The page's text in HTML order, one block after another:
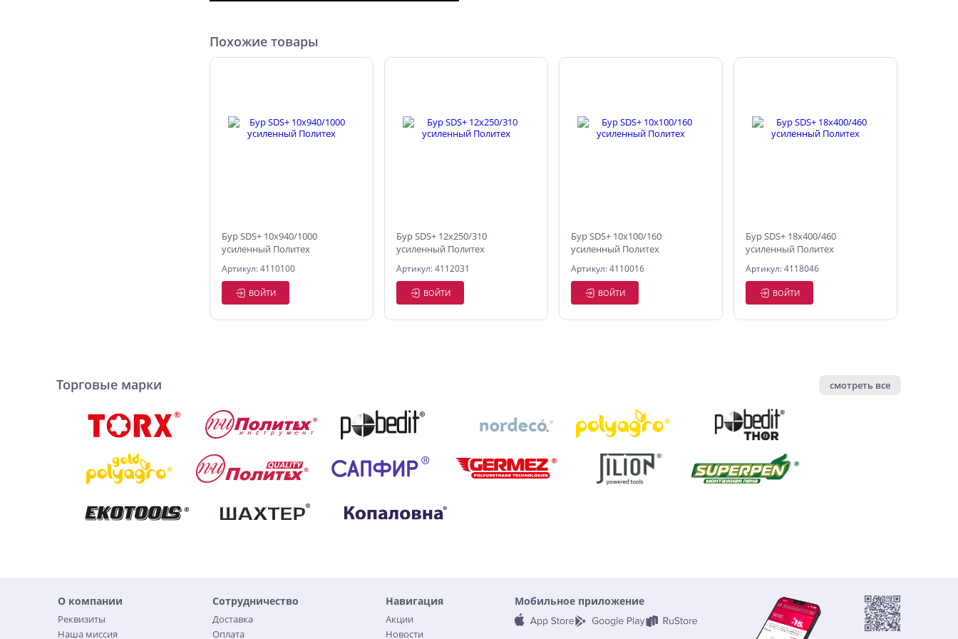
Похожие товары
Бур SDS+ 10х940/1000
усиленный Политех
Артикул: 4110100
ВОЙТИ
Бур SDS+ 12х250/310
усиленный Политех
Артикул: 4112031
ВОЙТИ
Бур SDS+ 10х100/160
усиленный Политех
Артикул: 4110016
ВОЙТИ
Бур SDS+ 18х400/460
усиленный Политех
Артикул: 4118046
ВОЙТИ
Торговые марки смотреть все
О компании
Реквизиты
Наша миссия
Сотрудничество
Доставка
Оплата
Навигация
Акции
Новости
Мобильное приложение